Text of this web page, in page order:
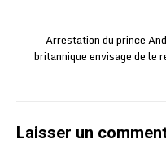
Arrestation du prince
britannique envisage de le
Laisser un